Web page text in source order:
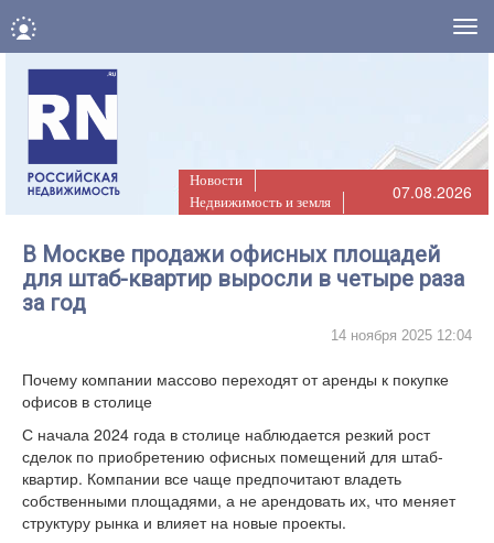
Новости
Недвижимость и земля
07.08.2026
В Москве продажи офисных площадей
для штаб-квартир выросли в четыре раза
за год
14 ноября 2025 12:04
Почему компании массово переходят от аренды к покупке
офисов в столице
С начала 2024 года в столице наблюдается резкий рост
сделок по приобретению офисных помещений для штаб-
квартир. Компании все чаще предпочитают владеть
собственными площадями, а не арендовать их, что меняет
структуру рынка и влияет на новые проекты.